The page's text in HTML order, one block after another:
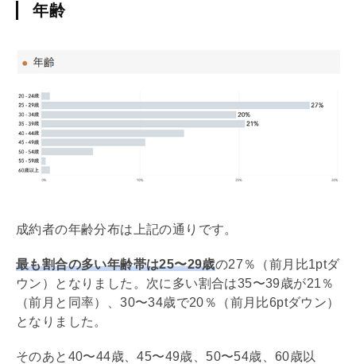
年齢
成約者の年齢分布は上記の通りです。
最も割合の多い年齢帯は25〜29歳の27％（前月比1ptダ
ウン）となりました。次に多い割合は35〜39歳が21％
（前月と同率）、30〜34歳で20％（前月比6ptダウン）
となりました。
そのあと40〜44歳、45〜49歳、50〜54歳、60歳以